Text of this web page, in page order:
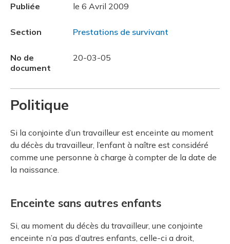
Publiée le 6 Avril 2009
Section Prestations de survivant
No de
document
20-03-05
Politique
Si la conjointe d’un travailleur est enceinte au moment
du décès du travailleur, l’enfant à naître est considéré
comme une personne à charge à compter de la date de
la naissance.
Enceinte sans autres enfants
Si, au moment du décès du travailleur, une conjointe
enceinte n’a pas d’autres enfants, celle-ci a droit,